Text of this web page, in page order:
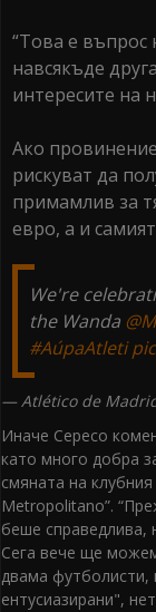
“Това е въпрос
навсякъде
интересите на
Ако
рискуват да
примамлив за
евро, а и
We're
the Wanda
#AúpaAtleti
— Atlético de
Иначе Сересо
като много добра
смяната на
Metropolitano”.
беше справедлива,
Сега вече ще
двама футболисти,
ентусиазирани",